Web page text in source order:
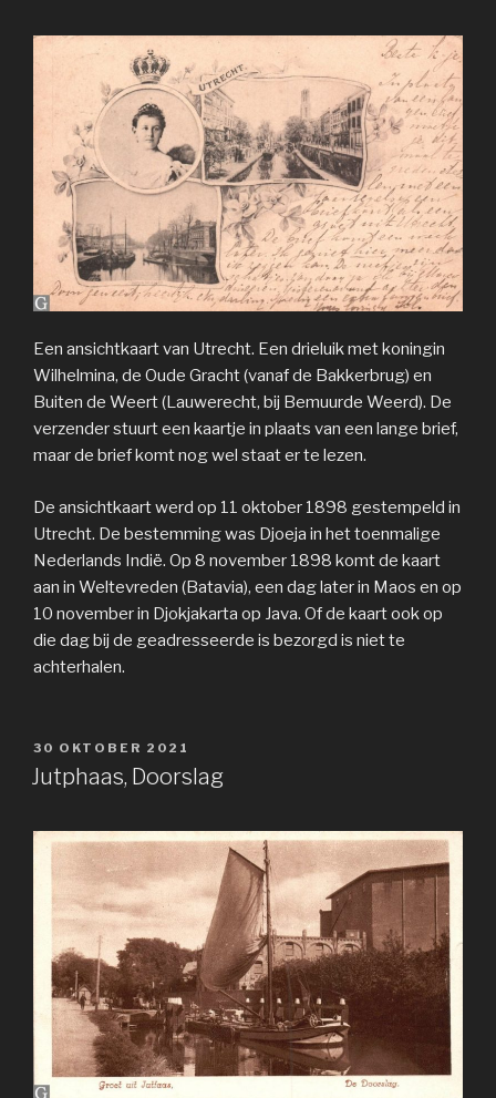
Een ansichtkaart van Utrecht. Een drieluik met koningin
Wilhelmina, de Oude Gracht (vanaf de Bakkerbrug) en
Buiten de Weert (Lauwerecht, bij Bemuurde Weerd). De
verzender stuurt een kaartje in plaats van een lange brief,
maar de brief komt nog wel staat er te lezen.
De ansichtkaart werd op 11 oktober 1898 gestempeld in
Utrecht. De bestemming was Djoeja in het toenmalige
Nederlands Indië. Op 8 november 1898 komt de kaart
aan in Weltevreden (Batavia), een dag later in Maos en op
10 november in Djokjakarta op Java. Of de kaart ook op
die dag bij de geadresseerde is bezorgd is niet te
achterhalen.
GEPLAATST
OP
30 OKTOBER 2021
Jutphaas, Doorslag